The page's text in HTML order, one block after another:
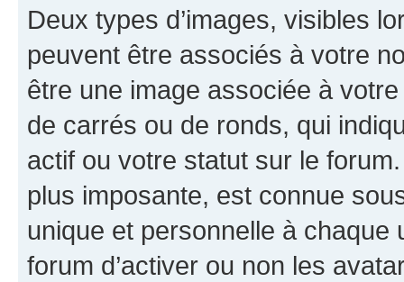
Deux types d’images, visibles
peuvent être associés à votre
être une image associée à
de carrés ou de ronds, qui
actif ou votre statut sur le
plus imposante, est connue
unique et personnelle à chaque
forum d’activer ou non les